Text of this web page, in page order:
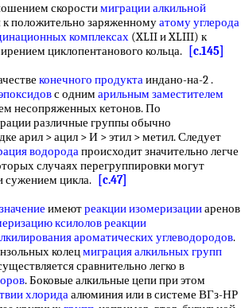
скоростимиграции алкильной
к положительно заряженномуатому углерода
комплексах (XLII и XLIII) к
циклопентанового кольца.
[c.145]
конечного продуктаиндано-на-2 .
с одним арильным заместителем
несопряженных кетонов. По
различные группы обычно
арил > ацил > И > этил > метил. Следует
водородапроисходит значительно легче
случаях перегруппировки могут
сужением цикла.
[c.47]
имеютреакции изомеризацииаренов
ксилоловреакции
ароматических углеводородов.
колецмиграция алкильных групп
сравнительно легко в
. Боковые алкильные цепи при этом
хлоридаалюминия или в системе ВГз-НР